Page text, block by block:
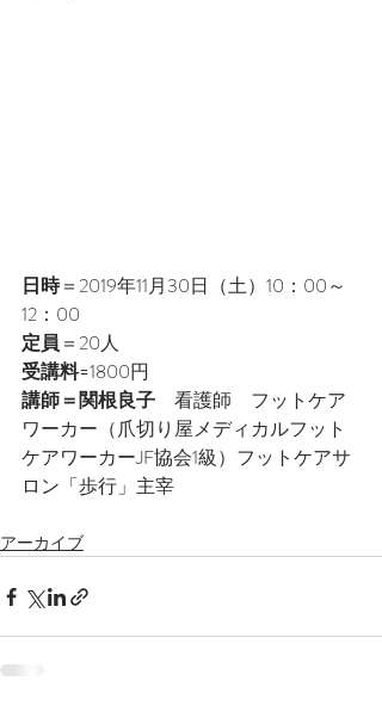
日時＝2019年11月30日（土）10：00～
12：00
定員＝20人
受講料=1800円
講師＝関根良子 看護師　フットケア
ワーカー（爪切り屋メディカルフット
ケアワーカーJF協会1級）フットケアサ
ロン「歩行」主宰
アーカイブ